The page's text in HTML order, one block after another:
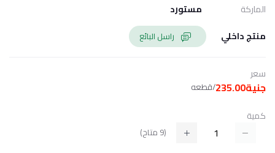
الماركة
مستورد
منتج داخلي
سعر
جنية235.00 /قطعه
كمية
(
9 متاح)